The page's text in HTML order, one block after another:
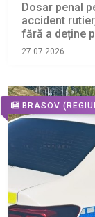
Dosar penal
accident
fără a deține
27.07.2026
BRASOV